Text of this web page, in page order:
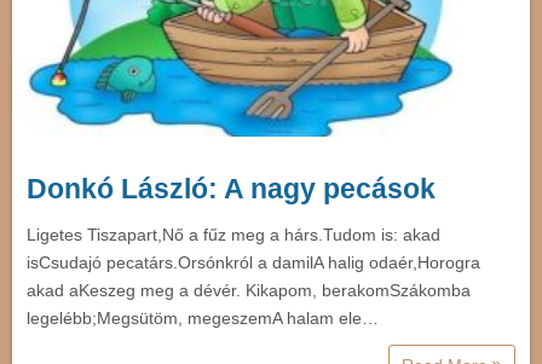
Donkó László: A nagy pecások
Ligetes Tiszapart,Nő a fűz meg a hárs.Tudom is: akad
isCsudajó pecatárs.Orsónkról a damilA halig odaér,Horogra
akad aKeszeg meg a dévér. Kikapom, berakomSzákomba
legelébb;Megsütöm, megeszemA halam ele…